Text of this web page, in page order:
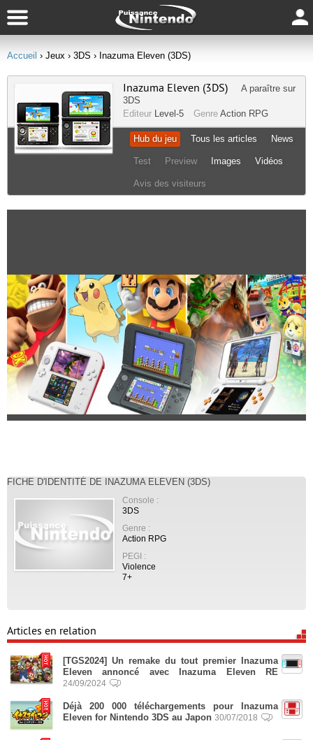
Accueil › Jeux › 3DS › Inazuma Eleven (3DS)
Inazuma Eleven (3DS)
A paraître sur
3DS
Editeur Level-5 Genre Action RPG
Hub du jeu Tous les articles News
Test Preview Images Vidéos
Avis des visiteurs
FICHE D'IDENTITÉ DE INAZUMA ELEVEN (3DS)
Console :
3DS
Genre :
Action RPG
PEGI :
Violence
7+
Articles en relation
[TGS2024] Un remake du tout premier Inazuma
Eleven annoncé avec Inazuma Eleven RE
24/09/2024
Déjà 200 000 téléchargements pour Inazuma
Eleven for Nintendo 3DS au Japon 30/07/2018